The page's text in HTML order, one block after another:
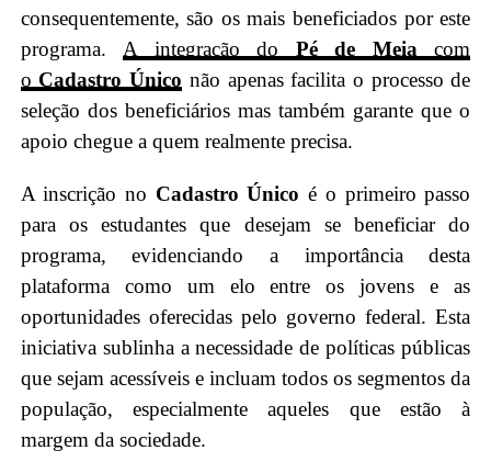
consequentemente, são os mais beneficiados por este
programa. A integração do Pé de Meia com
o Cadastro Único não apenas facilita o processo de
seleção dos beneficiários mas também garante que o
apoio chegue a quem realmente precisa.
A inscrição no Cadastro Único é o primeiro passo
para os estudantes que desejam se beneficiar do
programa, evidenciando a importância desta
plataforma como um elo entre os jovens e as
oportunidades oferecidas pelo governo federal. Esta
iniciativa sublinha a necessidade de políticas públicas
que sejam acessíveis e incluam todos os segmentos da
população, especialmente aqueles que estão à
margem da sociedade.